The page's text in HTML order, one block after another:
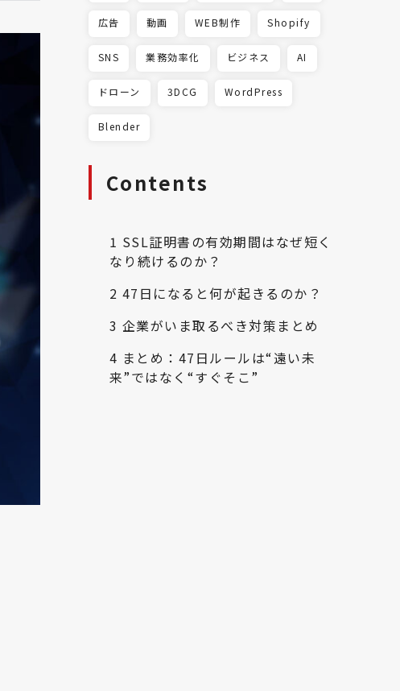
広告 動画 WEB制作 Shopify
SNS 業務効率化 ビジネス AI
ドローン 3DCG WordPress
Blender
Contents
1 SSL証明書の有効期間はなぜ短く
なり続けるのか？
2 47日になると何が起きるのか？
3 企業がいま取るべき対策まとめ
4 まとめ：47日ルールは“遠い未
来”ではなく“すぐそこ”